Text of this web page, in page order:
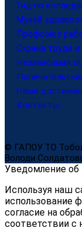
Гид по
Музей
Профсоюз
Охрана труда
Независимая
Наши
Контакты
© ГАПОУ ТО
Володи
Уведомление об
Используя наш
использование
согласие на
соответствии с